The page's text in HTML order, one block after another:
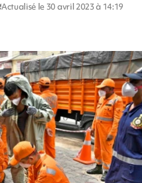
Actualisé le 30 avril 2023 à 14:19